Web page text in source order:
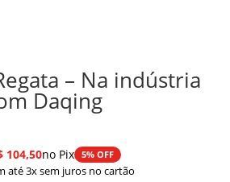
– Na indústria
Daqing
104,50no Pix 5% OFF
até 3x sem juros no cartão